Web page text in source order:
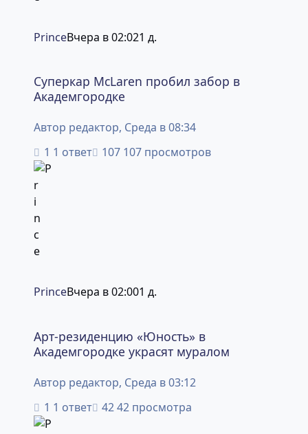
PrinceВчера в 02:021 д.
Суперкар McLaren пробил забор в
Академгородке
Автор редактор, Среда в 08:34
1 ответ
107 просмотров
PrinceВчера в 02:001 д.
Арт-резиденцию «Юность» в
Академгородке украсят муралом
Автор редактор, Среда в 03:12
1 ответ
42 просмотра